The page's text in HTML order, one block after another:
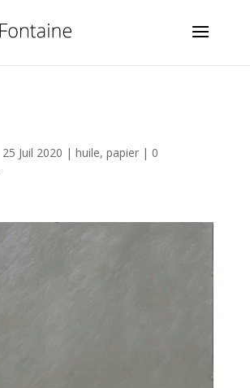
25 Juil 2020 | huile, papier| 0